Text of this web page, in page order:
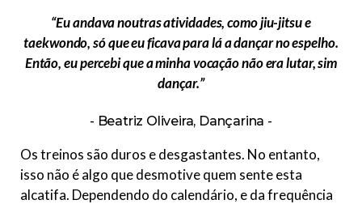
“Eu andava noutras atividades, como jiu-jitsu e
taekwondo, só que eu ficava para lá a dançar no espelho.
Então, eu percebi que a minha vocação não era lutar, sim
dançar.”
Beatriz Oliveira, Dançarina
Os treinos são duros e desgastantes. No entanto,
isso não é algo que desmotive quem sente esta
alcatifa. Dependendo do calendário, e da frequência